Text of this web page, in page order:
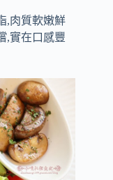
,肉質軟嫩鮮
,實在口感豐